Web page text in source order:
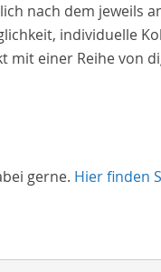
nach dem jeweils
individuelle
mit einer Reihe von
gerne. Hier finden